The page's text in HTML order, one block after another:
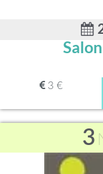
3 €
3